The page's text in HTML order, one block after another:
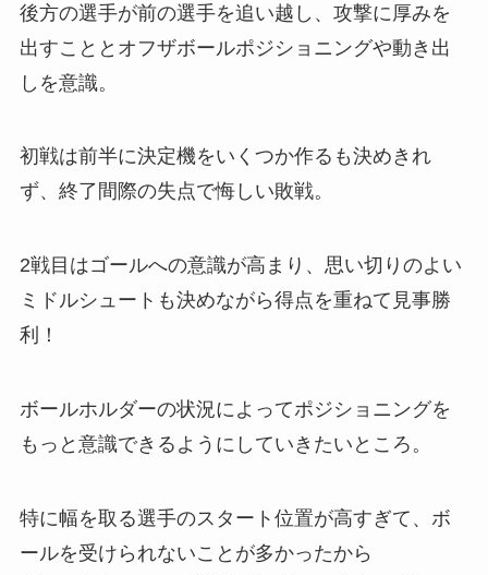
後方の選手が前の選手を追い越し、攻撃に厚みを
出すこととオフザボールポジショニングや動き出
しを意識。
初戦は前半に決定機をいくつか作るも決めきれ
ず、終了間際の失点で悔しい敗戦。
2戦目はゴールへの意識が高まり、思い切りのよい
ミドルシュートも決めながら得点を重ねて見事勝
利！
ボールホルダーの状況によってポジショニングを
もっと意識できるようにしていきたいところ。
特に幅を取る選手のスタート位置が高すぎて、ボ
ールを受けられないことが多かったから